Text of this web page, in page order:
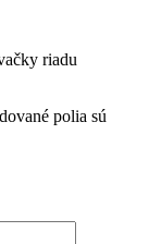
riadu
polia sú